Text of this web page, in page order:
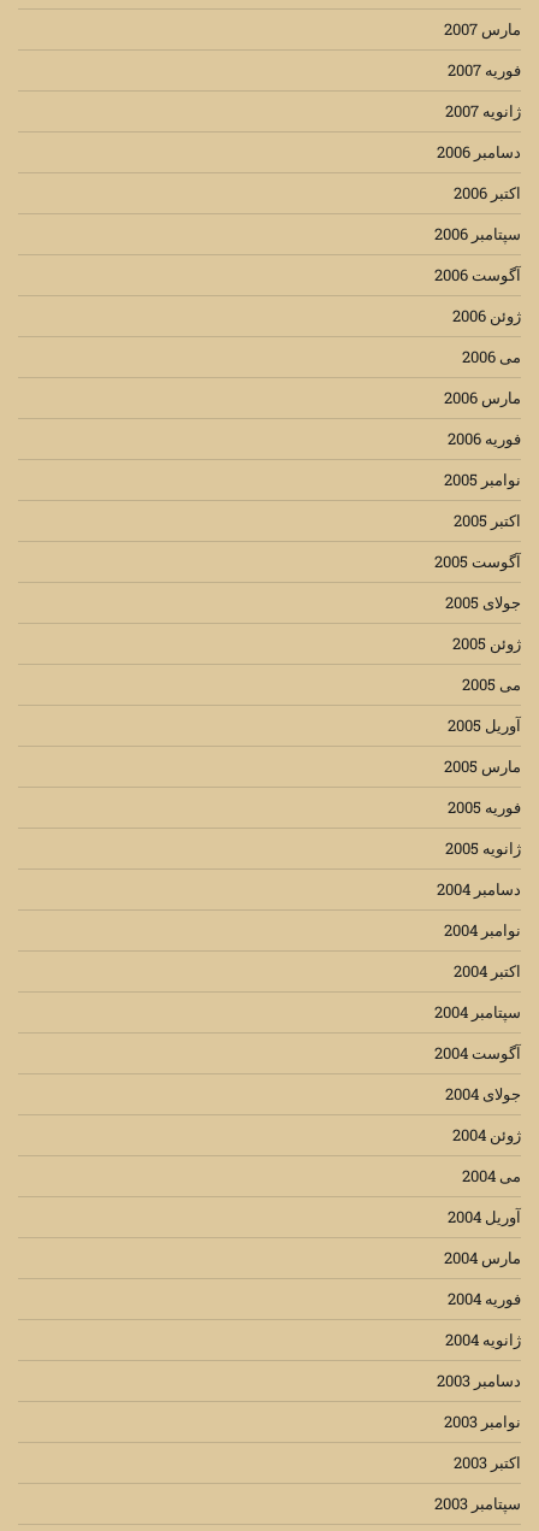
مارس 2007
فوریه 2007
ژانویه 2007
دسامبر 2006
اکتبر 2006
سپتامبر 2006
آگوست 2006
ژوئن 2006
می 2006
مارس 2006
فوریه 2006
نوامبر 2005
اکتبر 2005
آگوست 2005
جولای 2005
ژوئن 2005
می 2005
آوریل 2005
مارس 2005
فوریه 2005
ژانویه 2005
دسامبر 2004
نوامبر 2004
اکتبر 2004
سپتامبر 2004
آگوست 2004
جولای 2004
ژوئن 2004
می 2004
آوریل 2004
مارس 2004
فوریه 2004
ژانویه 2004
دسامبر 2003
نوامبر 2003
اکتبر 2003
سپتامبر 2003